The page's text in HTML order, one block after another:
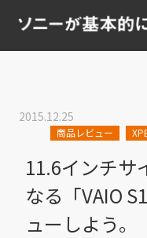
2015.12.25
商品レビュー
11.6インチサ
なる「VAIO
ューしよう。